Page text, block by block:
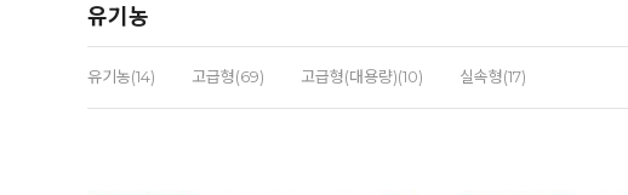
유기농
유기농(14) 고급형(69) 고급형(대용량)(10) 실속형(17)